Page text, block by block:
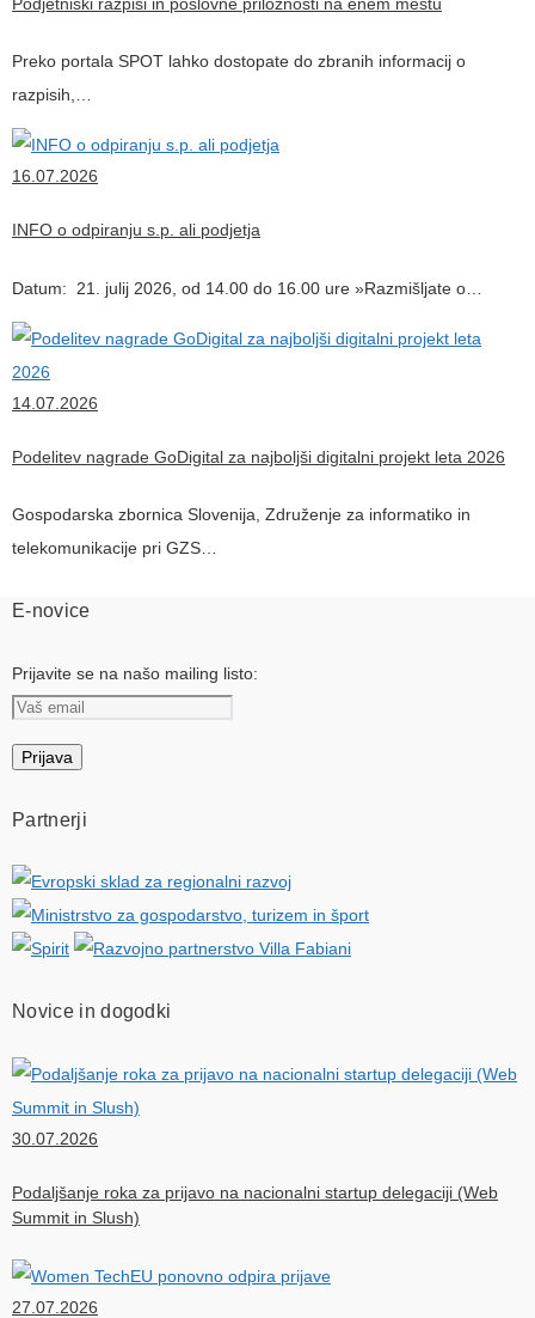
Preko portala SPOT lahko dostopate do zbranih informacij o
razpisih,…
16.07.2026
INFO o odpiranju s.p. ali podjetja
Datum: 21. julij 2026, od 14.00 do 16.00 ure »Razmišljate o…
14.07.2026
Podelitev nagrade GoDigital za najboljši digitalni projekt leta 2026
Gospodarska zbornica Slovenija, Združenje za informatiko in
telekomunikacije pri GZS…
E-novice
Prijavite se na našo mailing listo:
Partnerji
Novice in dogodki
30.07.2026
Podaljšanje roka za prijavo na nacionalni startup delegaciji (Web
Summit in Slush)
27.07.2026